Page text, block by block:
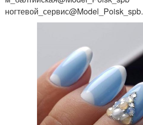
ногтевой_сервис@Model_Poisk_spb.